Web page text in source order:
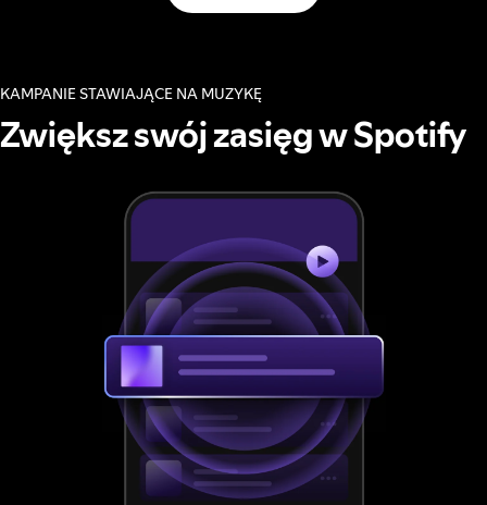
KAMPANIE STAWIAJĄCE NA MUZYKĘ
Zwiększ swój zasięg w Spotify